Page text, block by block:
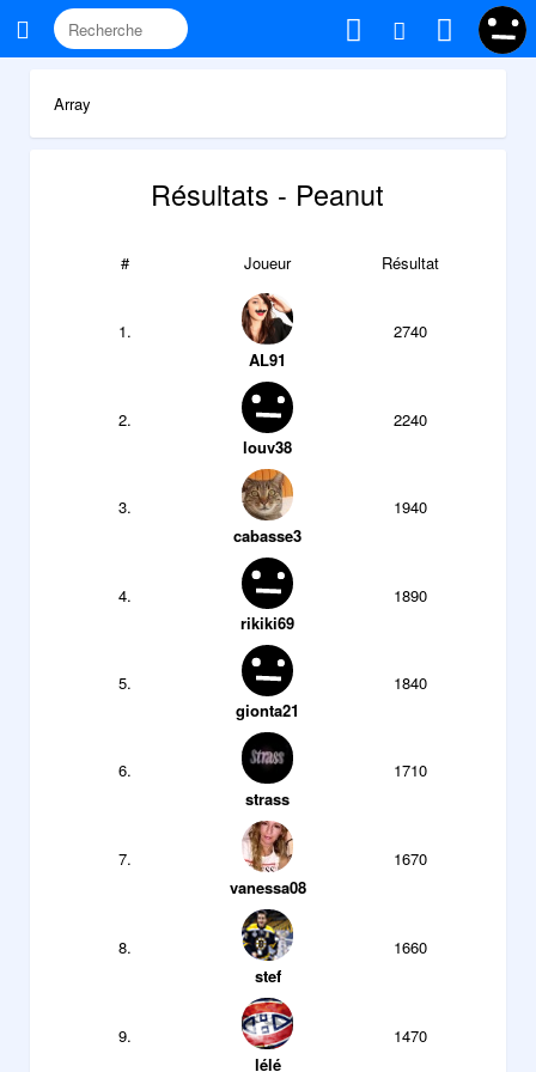
Array
Résultats - Peanut
# Joueur Résultat
1.
AL91
2740
2.
louv38
2240
3.
cabasse3
1940
4.
rikiki69
1890
5.
gionta21
1840
6.
strass
1710
7.
vanessa08
1670
8.
stef
1660
9.
lélé
1470